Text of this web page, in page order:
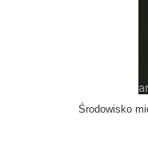
Środowisko